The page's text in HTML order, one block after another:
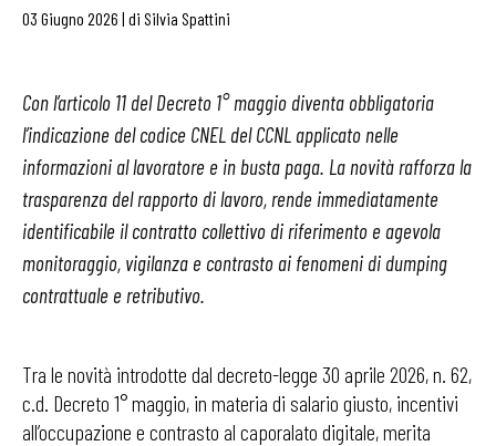
03 Giugno 2026 | di Silvia Spattini
Con l’articolo 11 del Decreto 1° maggio diventa obbligatoria
l’indicazione del codice CNEL del CCNL applicato nelle
informazioni al lavoratore e in busta paga. La novità rafforza la
trasparenza del rapporto di lavoro, rende immediatamente
identificabile il contratto collettivo di riferimento e agevola
monitoraggio, vigilanza e contrasto ai fenomeni di dumping
contrattuale e retributivo.
Tra le novità introdotte dal decreto-legge 30 aprile 2026, n. 62,
c.d. Decreto 1° maggio, in materia di salario giusto, incentivi
all’occupazione e contrasto al caporalato digitale, merita